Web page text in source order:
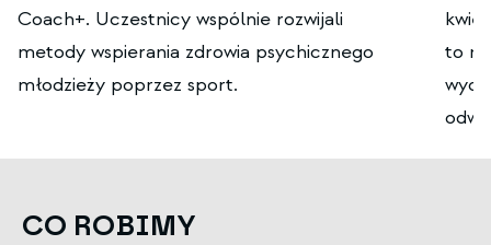
Coach+. Uczestnicy wspólnie rozwijali
metody wspierania zdrowia psychicznego
młodzieży poprzez sport.
to
CO ROBIMY